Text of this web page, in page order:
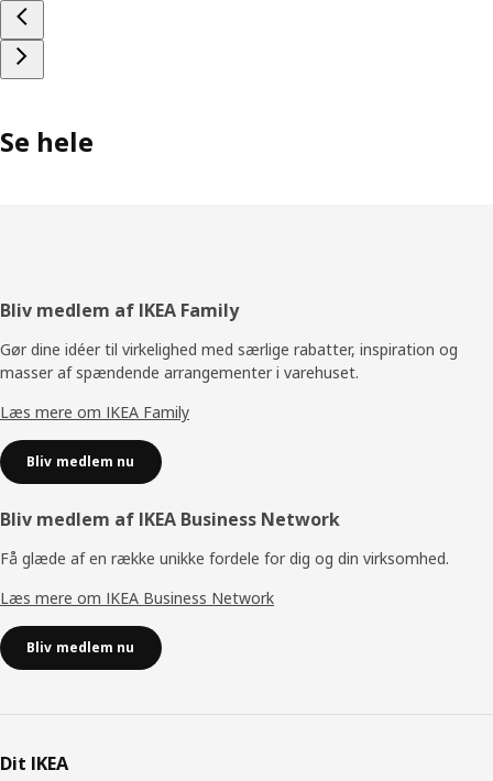
Se hele
Footer
Bliv medlem af IKEA Family
Gør dine idéer til virkelighed med særlige rabatter, inspiration og
masser af spændende arrangementer i varehuset.
Læs mere om IKEA Family
Bliv medlem nu
Bliv medlem af IKEA Business Network
Få glæde af en række unikke fordele for dig og din virksomhed.
Læs mere om IKEA Business Network
Bliv medlem nu
Dit IKEA